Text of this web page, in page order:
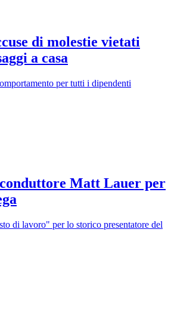
di molestie vietati
a casa
per tutti i dipendenti
Matt Lauer per
di lavoro" per lo storico presentatore del